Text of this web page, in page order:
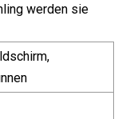
werden sie